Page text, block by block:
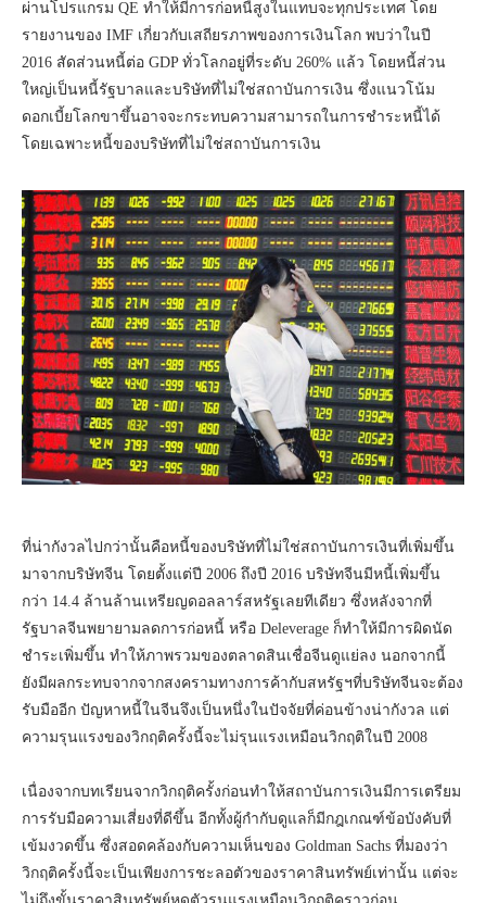
ผ่านโปรแกรม QE ทำให้มีการก่อหนี้สูงในแทบจะทุกประเทศ โดย
รายงานของ IMF เกี่ยวกับเสถียรภาพของการเงินโลก พบว่าในปี
2016 สัดส่วนหนี้ต่อ GDP ทั่วโลกอยู่ที่ระดับ 260% แล้ว โดยหนี้ส่วน
ใหญ่เป็นหนี้รัฐบาลและบริษัทที่ไม่ใช่สถาบันการเงิน ซึ่งแนวโน้ม
ดอกเบี้ยโลกขาขึ้นอาจจะกระทบความสามารถในการชำระหนี้ได้
โดยเฉพาะหนี้ของบริษัทที่ไม่ใช่สถาบันการเงิน
ที่น่ากังวลไปกว่านั้นคือหนี้ของบริษัทที่ไม่ใช่สถาบันการเงินที่เพิ่มขึ้น
มาจากบริษัทจีน โดยตั้งแต่ปี 2006 ถึงปี 2016 บริษัทจีนมีหนี้เพิ่มขึ้น
กว่า 14.4 ล้านล้านเหรียญดอลลาร์สหรัฐเลยทีเดียว ซึ่งหลังจากที่
รัฐบาลจีนพยายามลดการก่อหนี้ หรือ Deleverage ก็ทำให้มีการผิดนัด
ชำระเพิ่มขึ้น ทำให้ภาพรวมของตลาดสินเชื่อจีนดูแย่ลง นอกจากนี้
ยังมีผลกระทบจากจากสงครามทางการค้ากับสหรัฐฯที่บริษัทจีนจะต้อง
รับมืออีก ปัญหาหนี้ในจีนจึงเป็นหนึ่งในปัจจัยที่ค่อนข้างน่ากังวล แต่
ความรุนแรงของวิกฤติครั้งนี้จะไม่รุนแรงเหมือนวิกฤติในปี 2008
เนื่องจากบทเรียนจากวิกฤติครั้งก่อนทำให้สถาบันการเงินมีการเตรียม
การรับมือความเสี่ยงที่ดีขึ้น อีกทั้งผู้กำกับดูแลก็มีกฎเกณฑ์ข้อบังคับที่
เข้มงวดขึ้น ซึ่งสอดคล้องกับความเห็นของ Goldman Sachs ที่มองว่า
วิกฤติครั้งนี้จะเป็นเพียงการชะลอตัวของราคาสินทรัพย์เท่านั้น แต่จะ